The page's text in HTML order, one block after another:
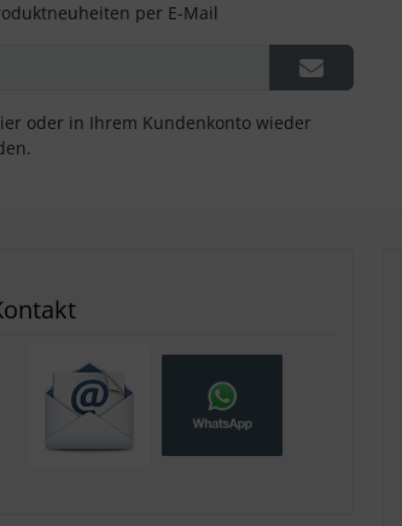
per E-Mail
oder in Ihrem Kundenkonto wieder